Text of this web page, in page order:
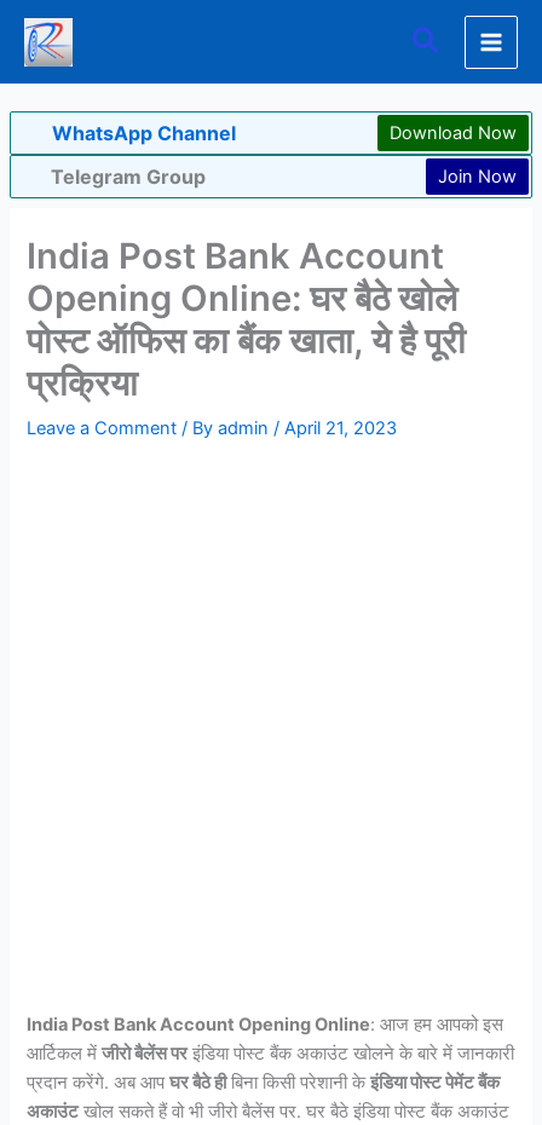
Skip
content
Search
WhatsApp Channel Download Now
Telegram Group Join Now
India Post Bank Account
Opening Online: घर बैठे खोले
पोस्ट ऑफिस का बैंक खाता, ये है पूरी
प्रक्रिया
Leave a Comment / Byadmin/April 21, 2023
India Post Bank Account Opening Online: आज हम आपको इस
आर्टिकल मेंजीरो बैलेंस परइंडिया पोस्ट बैंक अकाउंट खोलने के बारे में जानकारी
प्रदान करेंगे. अब आपघर बैठे हीबिना किसी परेशानी केइंडिया पोस्ट पेमेंट बैंक
अकाउंटखोल सकते हैं वो भी जीरो बैलेंस पर. घर बैठे इंडिया पोस्ट बैंक अकाउंट